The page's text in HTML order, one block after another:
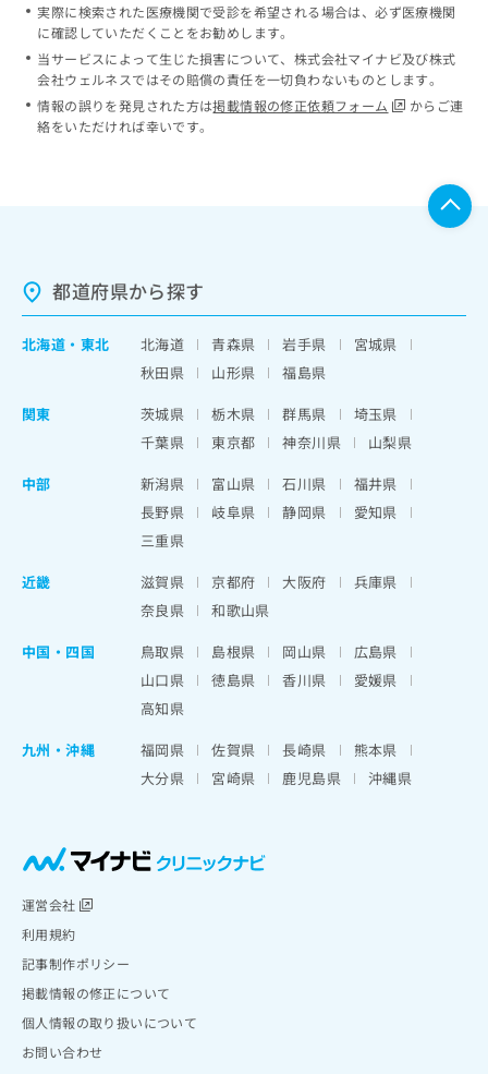
実際に検索された医療機関で受診を希望される場合は、必ず医療機関
に確認していただくことをお勧めします。
当サービスによって生じた損害について、株式会社マイナビ及び株式
会社ウェルネスではその賠償の責任を一切負わないものとします。
情報の誤りを発見された方は掲載情報の修正依頼フォーム
からご連
絡をいただければ幸いです。
都道府県から探す
北海道 ・ 東北 北海道 青森県 岩手県
宮城県
秋田県
山形県
福島県
関東
茨城県 栃木県 群馬県
埼玉県
千葉県
東京都 神奈川県
山梨県
中部
新潟県 富山県 石川県
福井県
長野県
岐阜県 静岡県
愛知県
三重県
近畿
滋賀県 京都府 大阪府
兵庫県
奈良県
和歌山県
中国・四国
鳥取県 島根県 岡山県
広島県
山口県
徳島県 香川県
愛媛県
高知県
九州・沖縄
福岡県 佐賀県 長崎県
熊本県
大分県
宮崎県 鹿児島県 沖縄県
運営会社
利用規約
記事制作ポリシー
掲載情報の修正について
個人情報の取り扱いについて
お問い合わせ